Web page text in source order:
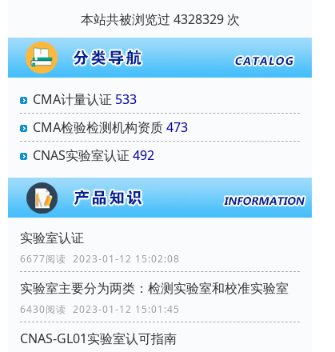
本站共被浏览过 4328329 次
CMA计量认证 533
CMA检验检测机构资质473
CNAS实验室认证 492
实验室认证
6677阅读 2023-01-12 15:02:08
实验室主要分为两类：检测实验室和校准实验室
6430阅读 2023-01-12 15:01:45
CNAS-GL01实验室认可指南